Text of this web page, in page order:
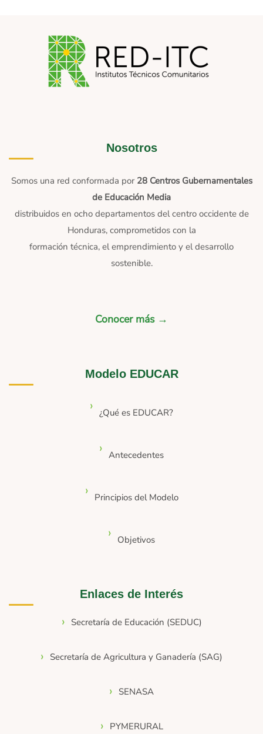
Nosotros
Somos una red conformada por 28 Centros Gubernamentales
de Educación Media
distribuidos en ocho departamentos del centro occidente de
Honduras, comprometidos con la
formación técnica, el emprendimiento y el desarrollo
sostenible.
Conocer más →
Modelo EDUCAR
¿Qué es EDUCAR?
Antecedentes
Principios del Modelo
Objetivos
Enlaces de Interés
Secretaría de Educación (SEDUC)
Secretaría de Agricultura y Ganadería (SAG)
SENASA
PYMERURAL